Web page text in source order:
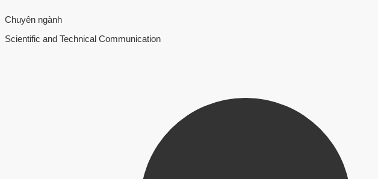
Chuyên ngành
Scientific and Technical Communication